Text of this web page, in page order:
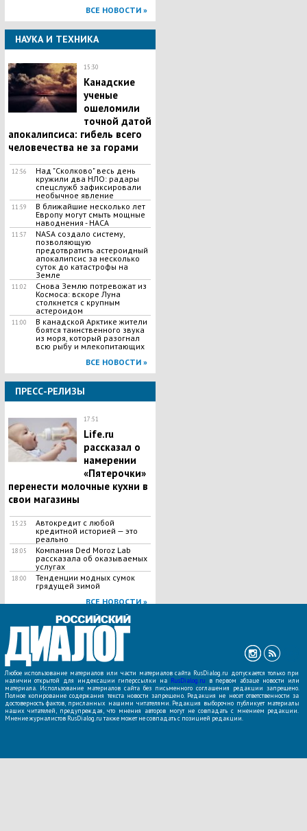
ВСЕ НОВОСТИ »
НАУКА И ТЕХНИКА
15:30
Канадские
ученые
ошеломили
точной датой
апокалипсиса: гибель всего
человечества не за горами
12:56
Над "Сколково" весь день
кружили два НЛО: радары
спецслужб зафиксировали
необычное явление
11:59
В ближайшие несколько лет
Европу могут смыть мощные
наводнения - НАСА
11:57
NASA создало систему,
позволяющую
предотвратить астероидный
апокалипсис за несколько
суток до катастрофы на
Земле
11:02
Снова Землю потревожат из
Космоса: вскоре Луна
столкнется с крупным
астероидом
11:00
В канадской Арктике жители
боятся таинственного звука
из моря, который разогнал
всю рыбу и млекопитающих
ВСЕ НОВОСТИ »
ПРЕСС-РЕЛИЗЫ
17:51
Life.ru
рассказал о
намерении
«Пятерочки»
перенести молочные кухни в
свои магазины
15:23
Автокредит с любой
кредитной историей — это
реально
18:05
Компания Ded Moroz Lab
рассказала об оказываемых
услугах
18:00
Тенденции модных сумок
грядущей зимой
ВСЕ НОВОСТИ »
Любое использование материалов или части материалов сайта RusDialog.ru допускается только при
наличии открытой для индексации гиперссылки на RusDialog.ru в первом абзаце новости или
материала. Использование материалов сайта без письменного соглашения редакции запрещено.
Полное копирование содержания текста новости запрещено. Редакция не несет ответственности за
достоверность фактов, присланных нашими читателями. Редакция выборочно публикует материалы
наших читателей, предупреждая, что мнения авторов могут не совпадать с мнением редакции.
Мнение журналистов RusDialog.ru также может не совпадать с позицией редакции.